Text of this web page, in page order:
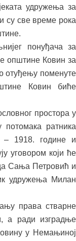
удружења за
су све време рока
понуђача за
општине Ковин за
отуђењу поменуте
Ковин биће
простора у
ратника
– 1918. године и
уговором који ће
Сања Петровић и
удружења Милан
права стварне
а ради изградње
у Немањиној